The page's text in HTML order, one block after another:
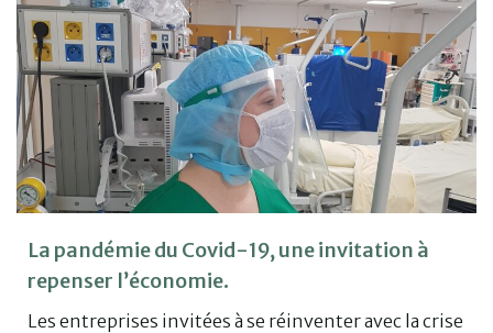
La pandémie du Covid-19, une invitation à
repenser l’économie.
Les entreprises invitées à se réinventer avec la crise